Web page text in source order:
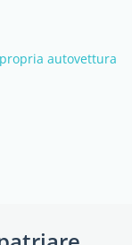
autovettura